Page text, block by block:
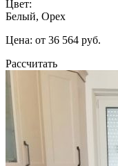
Цвет:
Белый, Орех
Цена: от 36 564 руб.
Рассчитать